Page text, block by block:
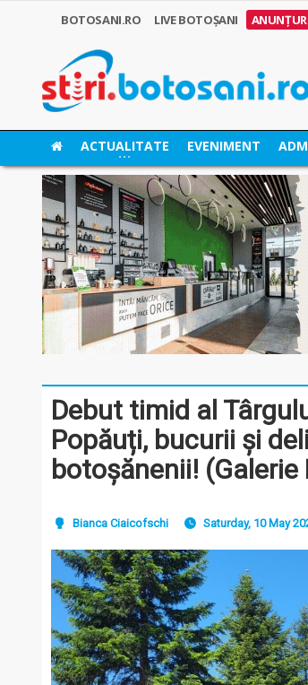
BOTOSANI.RO LIVE BOTOȘANI
ACTUALITATE EVENIMENT
Debut timid al
Popăuți, bucurii și
botoșănenii! (Galerie
Bianca Ciaicofschi Saturday, 10 May